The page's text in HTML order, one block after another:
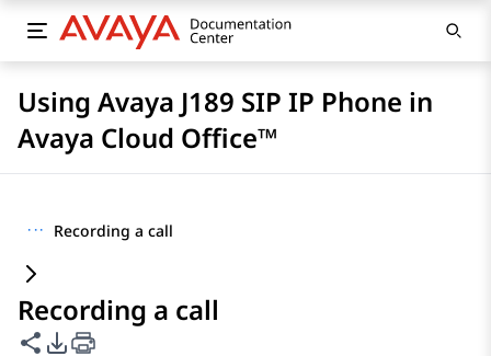
Using Avaya J189 SIP IP Phone in
Avaya Cloud Office™
··· Recording a call
Recording a call
Compartir esta página
Opciones de exportación de PDF